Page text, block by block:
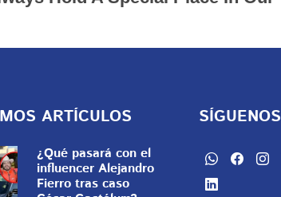
ARTÍCULOS
¿Qué pasará con el
influencer Alejandro
Fierro tras caso
SÍGUENOS